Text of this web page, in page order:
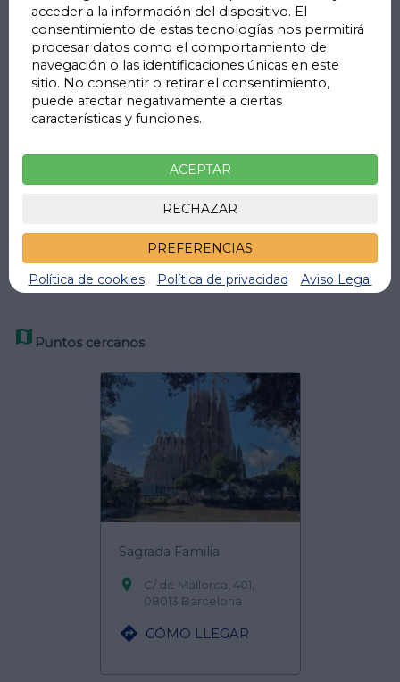
Parking Sagrada Familia - Rosellóofrece las máximas
garantías de seguridad, con un moderno sistema de
cámaras de videovigilanciay
personal de vigilancia
presencial, lo que asegura la protección de tu vehículo
en todo momento. Además, el parking está
operativo las 24 horas del día, los 7 días de la semana.
Si estás buscando un lugar fiable y accesible para
en Barcelona, elParking Sagrada Familia - Rosellóes una
de las mejores opciones por su ubicación, seguridad y
facilidad de acceso.
 Puntos cercanos
Sagrada Familia

C/ de Mallorca, 401,
08013 Barcelona
 CÓMO LLEGAR
acceder a la información del dispositivo. El
consentimiento de estas tecnologías nos permitirá
procesar datos como el comportamiento de
navegación o las identificaciones únicas en este
sitio. No consentir o retirar el consentimiento,
puede afectar negativamente a ciertas
características y funciones.
ACEPTAR
RECHAZAR
PREFERENCIAS
Política de cookies
Política de privacidad Aviso Legal